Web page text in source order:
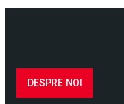
DESPRE NOI